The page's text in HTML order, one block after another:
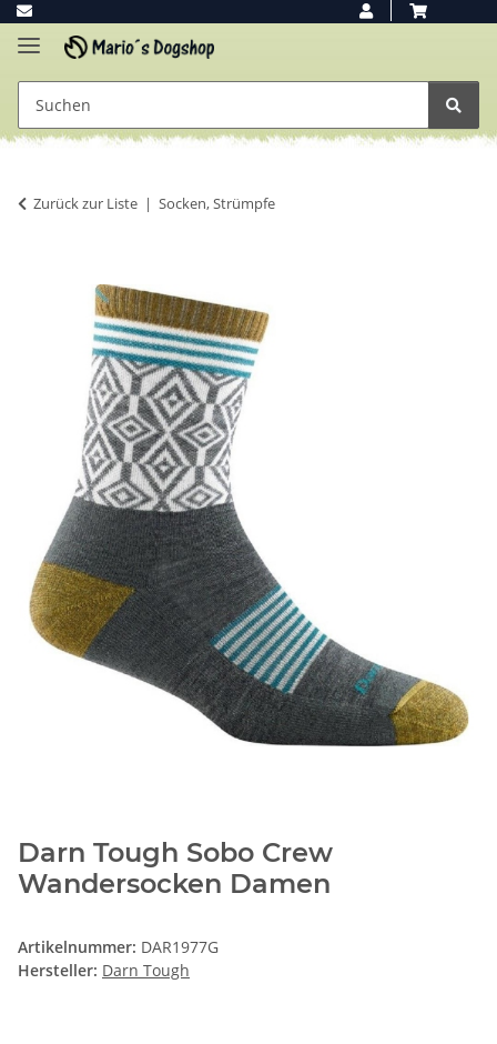
Zurück zur Liste Socken, Strümpfe
Darn Tough Sobo Crew
Wandersocken Damen
Artikelnummer: DAR1977G
Hersteller: Darn Tough